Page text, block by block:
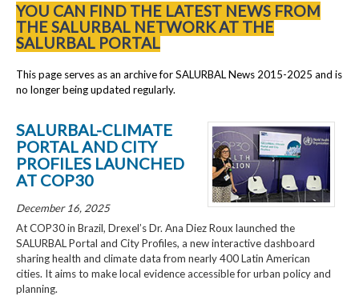
YOU CAN FIND THE LATEST NEWS FROM
THE SALURBAL NETWORK AT THE
SALURBAL PORTAL
This page serves as an archive for SALURBAL News 2015-2025 and is
no longer being updated regularly.
SALURBAL-CLIMATE
PORTAL AND CITY
PROFILES LAUNCHED
AT COP30
December 16, 2025
At COP30 in Brazil, Drexel’s Dr. Ana Diez Roux launched the
SALURBAL Portal and City Profiles, a new interactive dashboard
sharing health and climate data from nearly 400 Latin American
cities. It aims to make local evidence accessible for urban policy and
planning.